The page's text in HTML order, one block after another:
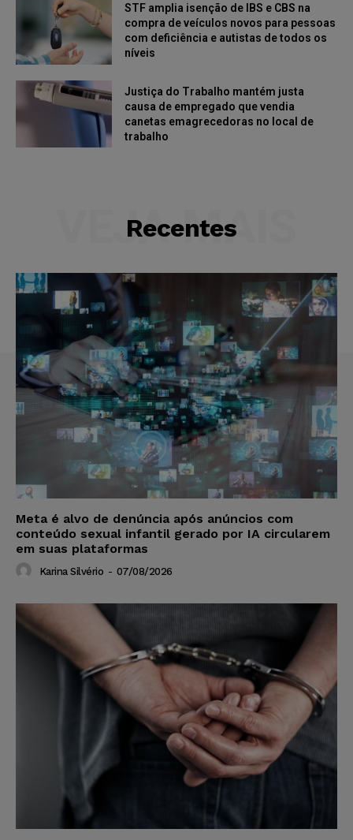
STF amplia isenção de IBS e CBS na
compra de veículos novos para pessoas
com deficiência e autistas de todos os
níveis
Justiça do Trabalho mantém justa
causa de empregado que vendia
canetas emagrecedoras no local de
trabalho
Recentes
VEJA MAIS
Meta é alvo de denúncia após anúncios com
conteúdo sexual infantil gerado por IA circularem
em suas plataformas
Karina Silvério - 07/08/2026